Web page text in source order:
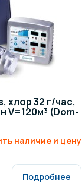
хлор 32 г/час,
V=120м³ (Dom-
наличие и цену
Подробнее